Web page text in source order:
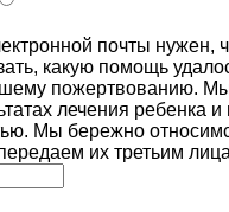
почты нужен,
какую помощь
пожертвованию.
лечения ребенка
Мы бережно
их третьим